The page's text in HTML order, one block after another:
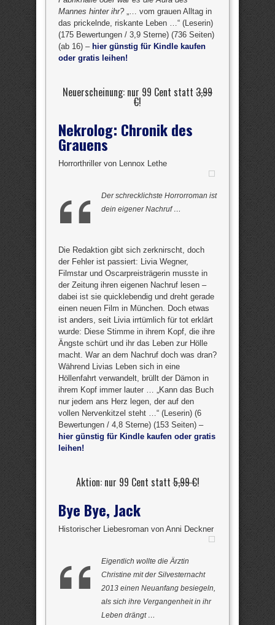
Mannes hinter ihr?„… vom grauen Alltag in
das prickelnde, riskante Leben …“ (Leserin)
(175 Bewertungen / 3,9 Sterne) (736 Seiten)
(ab 16) – hier günstig für Kindle kaufen
oder gratis leihen!
Neuerscheinung: nur 99 Cent statt 3,99
€!
Nekrolog: Chronik des
Grauens
Horrorthriller von Lennox Lethe
Der schrecklichste Horrorroman ist
dein eigener Nachruf …
Die Redaktion gibt sich zerknirscht, doch
der Fehler ist passiert: Livia Wegner,
Filmstar und Oscarpreisträgerin musste in
der Zeitung ihren eigenen Nachruf lesen –
dabei ist sie quicklebendig und dreht gerade
einen neuen Film in München. Doch etwas
ist anders, seit Livia irrtümlich für tot erklärt
wurde: Diese Stimme in ihrem Kopf, die ihre
Ängste schürt und ihr das Leben zur Hölle
macht. War an dem Nachruf doch was dran?
Während Livias Leben sich in eine
Höllenfahrt verwandelt, brüllt der Dämon in
ihrem Kopf immer lauter … „Kann das Buch
nur jedem ans Herz legen, der auf den
vollen Nervenkitzel steht …“ (Leserin) (6
Bewertungen / 4,8 Sterne) (153 Seiten) –
hier günstig für Kindle kaufen oder gratis
leihen!
Aktion: nur 99 Cent statt5,99 €!
Bye Bye, Jack
Historischer Liebesroman von Anni Deckner
Eigentlich wollte die Ärztin
Christine mit der Silvesternacht
2013 einen Neuanfang besiegeln,
als sich ihre Vergangenheit in ihr
Leben drängt …